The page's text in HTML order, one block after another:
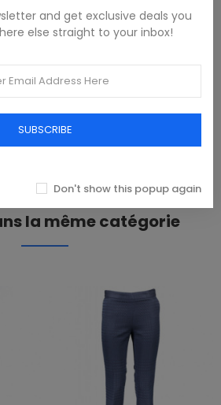
REGULAR FIT, COLLO BUTTON
la même catégorie
and get exclusive deals you
else straight to your inbox!
SUBSCRIBE
Don't show this popup again